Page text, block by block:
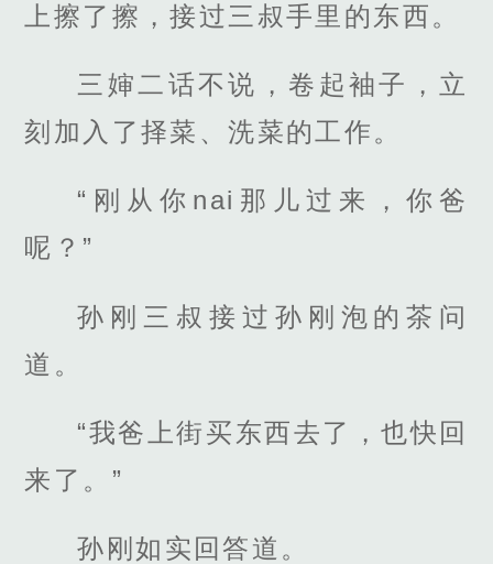
上擦了擦，接过三叔手里的东西。
三婶二话不说，卷起袖子，立
刻加入了择菜、洗菜的工作。
“刚从你nai那儿过来，你爸
呢？”
孙刚三叔接过孙刚泡的茶问
道。
“我爸上街买东西去了，也快回
来了。”
孙刚如实回答道。